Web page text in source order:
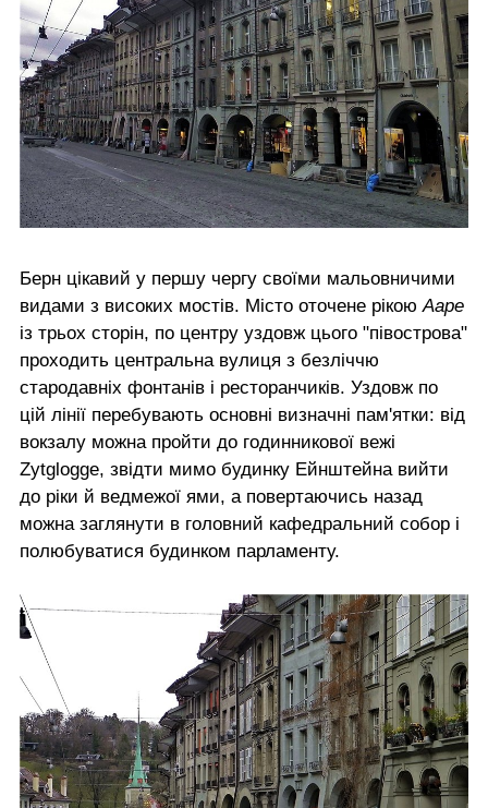
Берн цікавий у першу чергу своїми мальовничими
видами з високих мостів. Місто оточене рікоюАаре
із трьох сторін, по центру уздовж цього "півострова"
проходить центральна вулиця з безліччю
стародавніх фонтанів і ресторанчиків. Уздовж по
цій лінії перебувають основні визначні пам'ятки: від
вокзалу можна пройти до годинникової вежі
Zytglogge, звідти мимо будинку Ейнштейна вийти
до ріки й ведмежої ями, а повертаючись назад
можна заглянути в головний кафедральний собор і
полюбуватися будинком парламенту.